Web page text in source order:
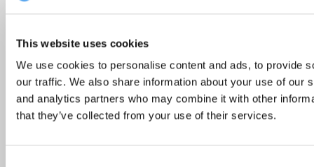
This website uses cookies
We use cookies to personalise content and ads, to provide
our traffic. We also share information about your use of our
and analytics partners who may combine it with other
that they’ve collected from your use of their services.
Soovitus: 6 restorani, kus väljaspool Tallinna
einestada